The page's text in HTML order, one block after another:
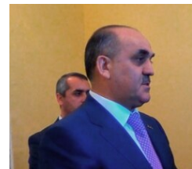
QANUNI DOĞRU
MULTIMEDIA
FOTOQALEREYA
İNFOQRAFIKA
RADIO ARXIV
OXU ZALI
AZƏRBAYCAN ƏDƏBIYYATI KITABXANASI
HAQQIMIZDA
MISSIYAMIZ
BIZI IZLƏ